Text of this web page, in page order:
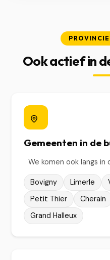
Ook actief in
Gemeenten in de
We komen ook langs
Bovigny Limerle
Petit Thier
Cherain
Grand Halleux